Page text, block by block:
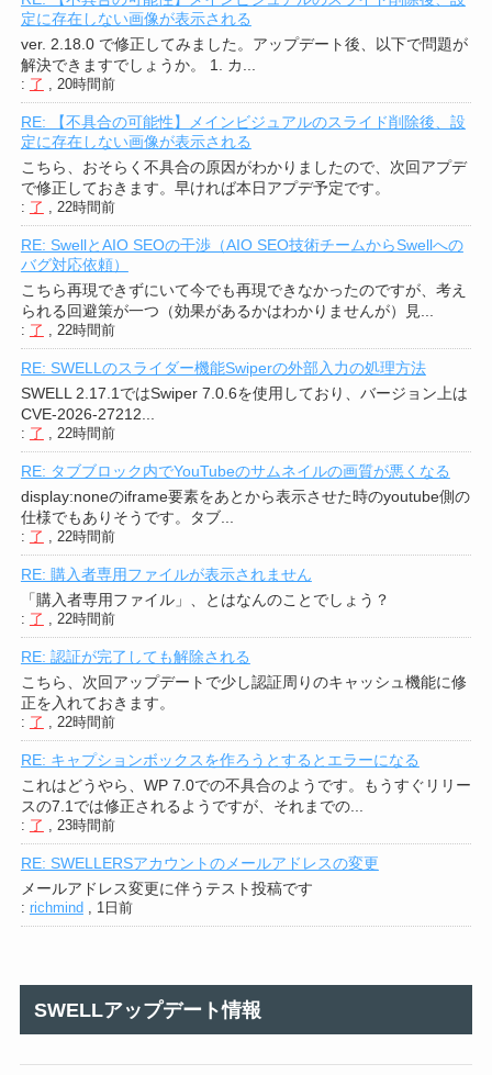
定に存在しない画像が表示される
ver. 2.18.0 で修正してみました。アップデート後、以下で問題が
解決できますでしょうか。 1. カ...
: 了 , 20時間前
RE: 【不具合の可能性】メインビジュアルのスライド削除後、設
定に存在しない画像が表示される
こちら、おそらく不具合の原因がわかりましたので、次回アプデ
で修正しておきます。早ければ本日アプデ予定です。
: 了 , 22時間前
RE: SwellとAIO SEOの干渉（AIO SEO技術チームからSwellへの
バグ対応依頼）
こちら再現できずにいて今でも再現できなかったのですが、考え
られる回避策が一つ（効果があるかはわかりませんが）見...
: 了 , 22時間前
RE: SWELLのスライダー機能Swiperの外部入力の処理方法
SWELL 2.17.1ではSwiper 7.0.6を使用しており、バージョン上は
CVE-2026-27212...
: 了 , 22時間前
RE: タブブロック内でYouTubeのサムネイルの画質が悪くなる
display:noneのiframe要素をあとから表示させた時のyoutube側の
仕様でもありそうです。タブ...
: 了 , 22時間前
RE: 購入者専用ファイルが表示されません
「購入者専用ファイル」、とはなんのことでしょう？
: 了 , 22時間前
RE: 認証が完了しても解除される
こちら、次回アップデートで少し認証周りのキャッシュ機能に修
正を入れておきます。
: 了 , 22時間前
RE: キャプションボックスを作ろうとするとエラーになる
これはどうやら、WP 7.0での不具合のようです。もうすぐリリー
スの7.1では修正されるようですが、それまでの...
: 了 , 23時間前
RE: SWELLERSアカウントのメールアドレスの変更
メールアドレス変更に伴うテスト投稿です
: richmind , 1日前
SWELLアップデート情報